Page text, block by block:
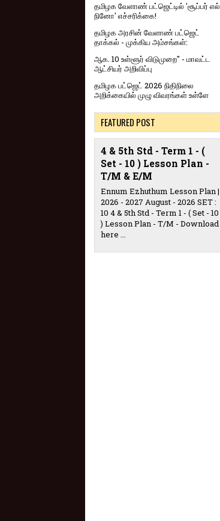
தமிழக வேளாண் பட்ஜெட்டில் 'சூப்பர் எல்
நினோ' எச்சரிக்கை!
தமிழக அரசின் வேளாண் பட்ஜெட்
தாக்கல் - முக்கிய அம்சங்கள்:
ஆக. 10 உள்ளூர் விடுமுறை" - மாவட்ட
ஆட்சியர் அறிவிப்பு
தமிழக பட்ஜெட் 2026 நிதிநிலை
அறிக்கையில் முழு விவரங்கள் உள்ளே
FEATURED POST
4 & 5th Std - Term 1 - (
Set - 10 ) Lesson Plan -
T/M & E/M
Ennum Ezhuthum Lesson Plan |
2026 - 2027 August - 2026 SET :
10 4 & 5th Std - Term 1 - ( Set - 10
) Lesson Plan - T/M - Download
here ...